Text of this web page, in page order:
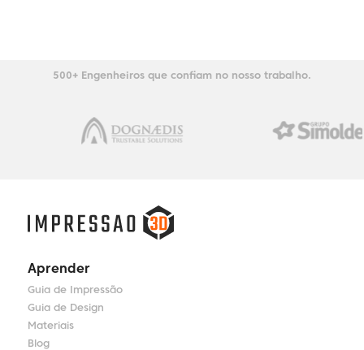
500+ Engenheiros que confiam no nosso trabalho.
Aprender
Guia de Impressão
Guia de Design
Materiais
Blog